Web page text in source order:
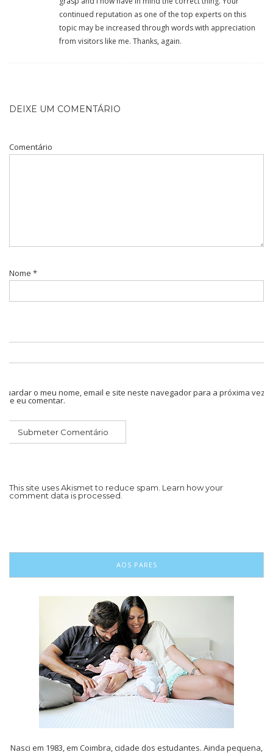
continued reputation as one of the top experts on this
topic may be increased through words with appreciation
from visitors like me. Thanks, again.
DEIXE UM COMENTÁRIO
Comentário
Nome *
Guardar o meu nome, email e site neste navegador para a próxima vez
que eu comentar.
This site uses Akismet to reduce spam. Learn how your
comment data is processed.
AOS PARES
Nasci em 1983, em Coimbra, cidade dos estudantes. Ainda pequena,